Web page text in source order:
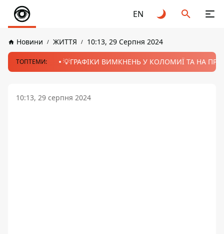
EN
Новини ЖИТТЯ 10:13, 29 Серпня 2024
ТОПТЕМИ: 💡ГРАФІКИ ВИМКНЕНЬ У КОЛОМИЇ ТА НА
10:13, 29 серпня 2024